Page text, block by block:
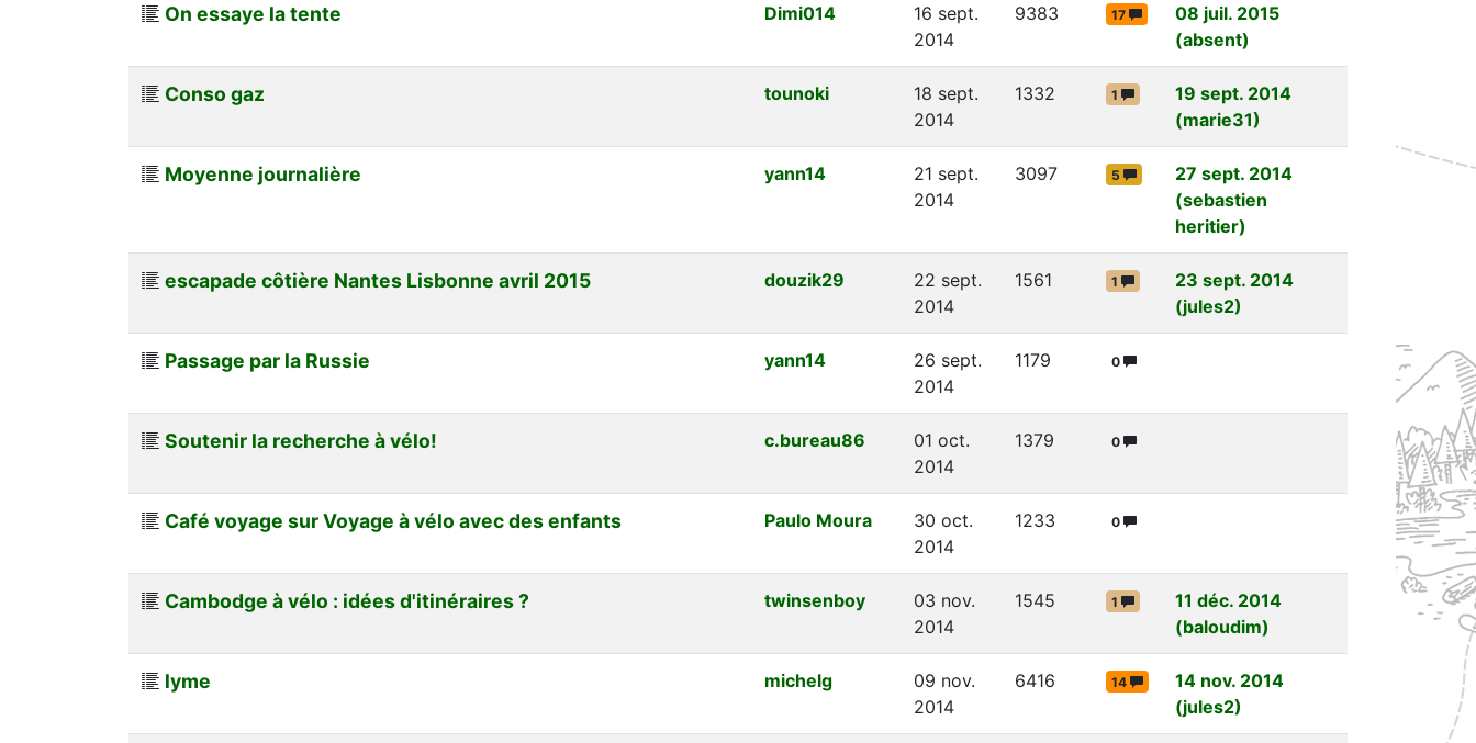
On essaye la tente Dimi014
16 sept.
2014
9383 17
08 juil. 2015
(absent)
Conso gaz tounoki
18 sept.
2014
1332 1
19 sept. 2014
(marie31)
Moyenne journalière yann14
21 sept.
2014
3097 5
27 sept. 2014
(sebastien
heritier)
escapade côtière Nantes Lisbonne avril 2015 douzik29
22 sept.
2014
1561 1
23 sept. 2014
(jules2)
Passage par la Russie yann14
26 sept.
2014
1179 0
Soutenir la recherche à vélo! c.bureau86
01 oct.
2014
1379 0
Café voyage sur Voyage à vélo avec des enfants Paulo Moura
30 oct.
2014
1233 0
Cambodge à vélo : idées d'itinéraires ? twinsenboy
03 nov.
2014
1545 1
11 déc. 2014
(baloudim)
lyme michelg
09 nov.
2014
6416 14
14 nov. 2014
(jules2)